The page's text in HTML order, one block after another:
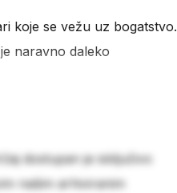
koje se vežu uz bogatstvo.
naravno daleko
dostupan je isključivo
našim arhiviranim